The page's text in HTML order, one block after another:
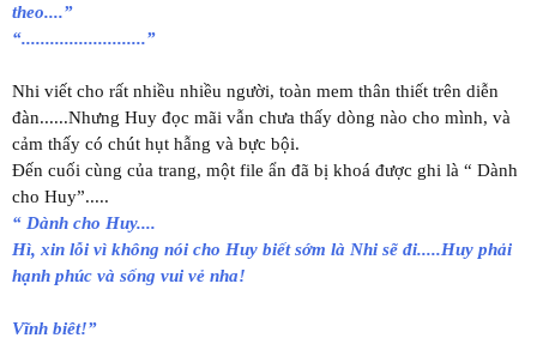
theo....”
“..........................”
Nhi viết cho rất nhiều nhiều người, toàn mem thân thiết trên diễn
đàn......Nhưng Huy đọc mãi vẫn chưa thấy dòng nào cho mình, và
cảm thấy có chút hụt hẫng và bực bội.
Đến cuối cùng của trang, một file ẩn đã bị khoá được ghi là “ Dành
cho Huy”.....
“ Dành cho Huy....
Hì, xin lỗi vì không nói cho Huy biết sớm là Nhi sẽ đi.....Huy phải
hạnh phúc và sống vui vẻ nha!
Vĩnh biêt!”